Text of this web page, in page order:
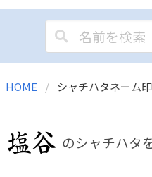
HOME シャチハタネーム
のシャチハタ